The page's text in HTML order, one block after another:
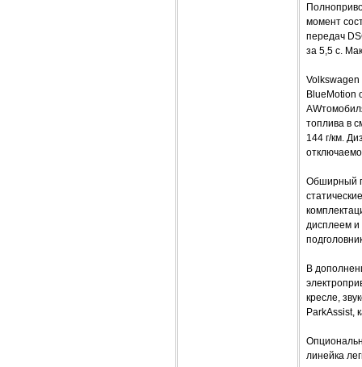
момент
передач
за 5,5 с.
BlueMotion
топлива в
144 г/км.
Обширный
дисплеем
В
кресле,
ParkAssist,
линейка